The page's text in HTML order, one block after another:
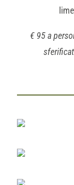
€ 95 a